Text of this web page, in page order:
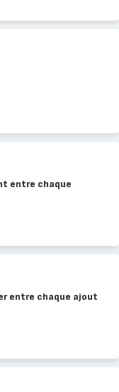
entre chaque
entre chaque ajout